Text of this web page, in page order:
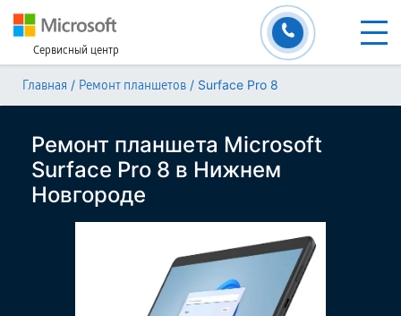
Сервисный центр
Главная / Ремонт планшетов / Surface Pro 8
Ремонт планшета Microsoft
Surface Pro 8 в Нижнем
Новгороде